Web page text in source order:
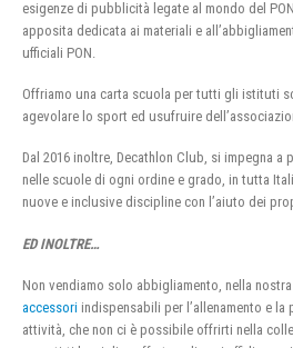
esigenze di pubblicità legate al mondo del
apposita dedicata ai materiali e
ufficiali PON.
Offriamo una carta scuola per tutti gli istituti
agevolare lo sport ed usufruire
Dal 2016 inoltre, Decathlon Club, si impegna a
nelle scuole di ogni ordine e grado, in tutta
nuove e inclusive discipline con l’aiuto dei
ED INOLTRE…
Non vendiamo solo abbigliamento, nella
accessori indispensabili per l’allenamento e
attività, che non ci è possibile offrirti nella